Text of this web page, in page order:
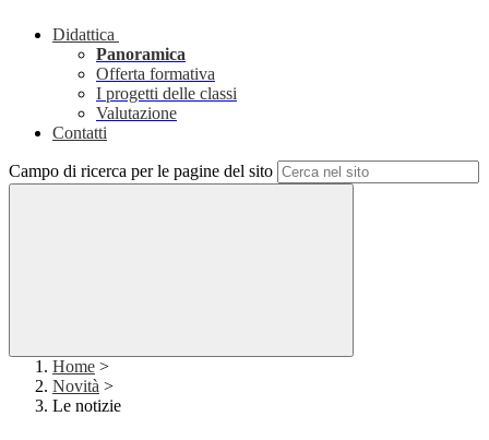
Didattica
Panoramica
Offerta formativa
I progetti delle classi
Valutazione
Contatti
Campo di ricerca per le pagine del sito
Home >
Novità >
Le notizie